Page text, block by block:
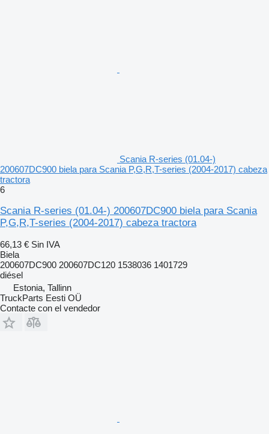
Scania R-series (01.04-)
200607DC900 biela para Scania P,G,R,T-series (2004-2017) cabeza
tractora
6
Scania R-series (01.04-) 200607DC900 biela para Scania
P,G,R,T-series (2004-2017) cabeza tractora
66,13 € Sin IVA
Biela
200607DC900 200607DC120 1538036 1401729
diésel
Estonia, Tallinn
TruckParts Eesti OÜ
Contacte con el vendedor